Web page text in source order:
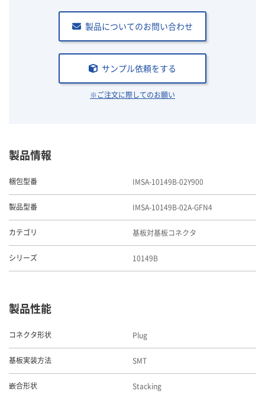
製品についてのお問い合わせ
サンプル依頼をする
※ご注文に際してのお願い
製品情報
梱包型番 IMSA-10149B-02Y900
製品型番 IMSA-10149B-02A-GFN4
カテゴリ 基板対基板コネクタ
シリーズ 10149B
製品性能
コネクタ形状 Plug
基板実装方法 SMT
嵌合形状 Stacking